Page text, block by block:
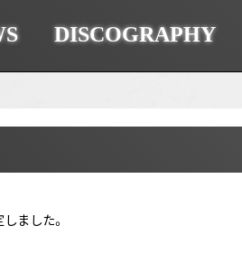
DISCOGRAPHY
ました。